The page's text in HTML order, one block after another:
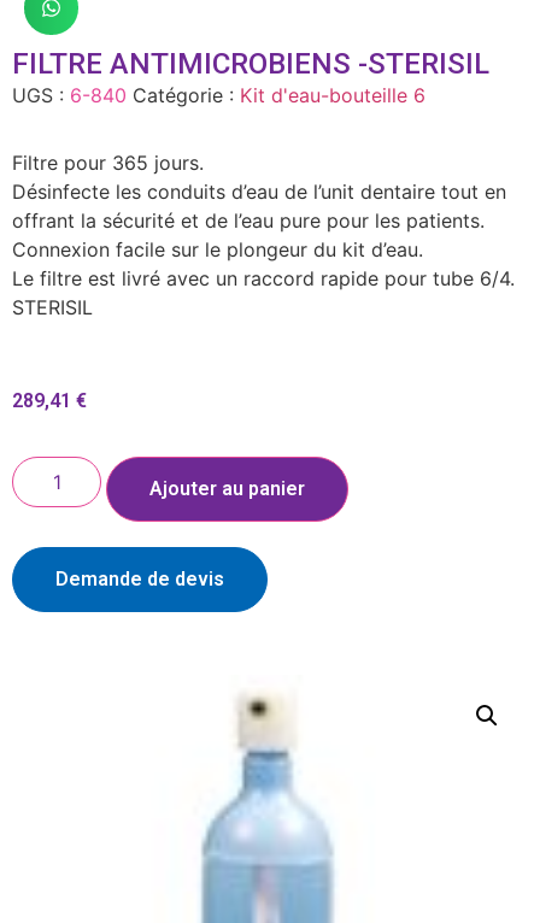
FILTRE ANTIMICROBIENS -STERISIL
UGS : 6-840 Catégorie : Kit d'eau-bouteille 6
Filtre pour 365 jours.
Désinfecte les conduits d’eau de l’unit dentaire tout en
offrant la sécurité et de l’eau pure pour les patients.
Connexion facile sur le plongeur du kit d’eau.
Le filtre est livré avec un raccord rapide pour tube 6/4.
STERISIL
289,41 €
Ajouter au panier
Demande de devis